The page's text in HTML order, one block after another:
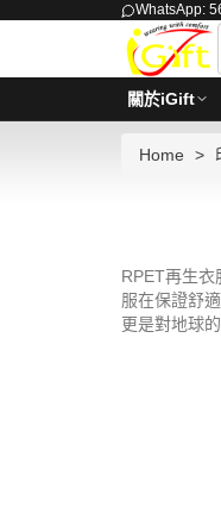
WhatsApp:
關於iGift
Home
RPET再生
服在保證舒
更是對地球